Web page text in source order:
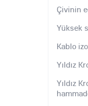
Çivinin
Yüksek
Kablo
Yıldız
Yıldız